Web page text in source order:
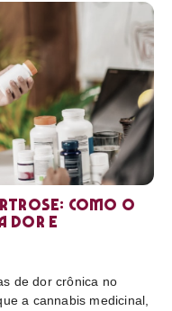
como o
dor e
de dor crônica no
a cannabis medicinal,